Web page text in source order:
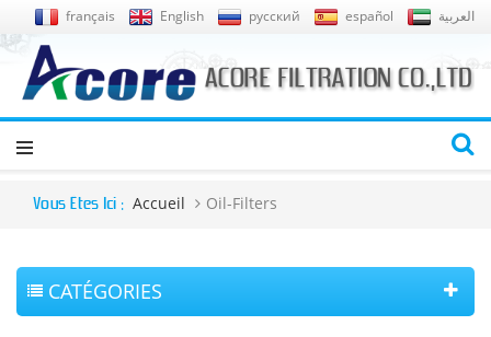
français English русский español العربية
Vous Êtes Ici : Accueil Oil-Filters
CATÉGORIES